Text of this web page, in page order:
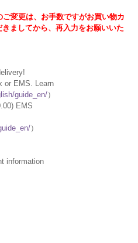
変更は、お手数ですがお買い物カ
ましてから、再入力をお願いいた
or EMS. Learn
guide_en/）
EMS
）
information